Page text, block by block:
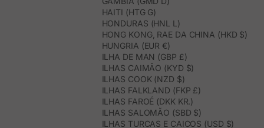
HAITI (HTG G)
HONDURAS (HNL L)
HONG KONG, RAE DA CHINA (HKD $)
HUNGRIA (EUR €)
ILHA DE MAN (GBP £)
ILHAS CAIMÃO (KYD $)
ILHAS COOK (NZD $)
ILHAS FALKLAND (FKP £)
ILHAS FAROÉ (DKK KR.)
ILHAS SALOMÃO (SBD $)
ILHAS TURCAS E CAICOS (USD $)